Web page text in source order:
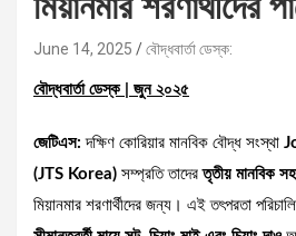
June 14, 2025 বৌদ্ধবার্তা ডেস্ক:
বৌদ্ধবার্তা ডেস্ক | জুন ২০২৫
জেটিএস: দক্ষিণ কোরিয়ার মানবিক বৌদ্ধ সংস্থা
(JTS Korea) সম্প্রতি তাদেরতৃতীয় মানবিক
মিয়ানমার শরণার্থীদের জন্য। এই তৎপরতা